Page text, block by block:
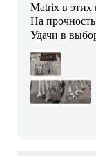
Matrix в этих
На
Удачи в